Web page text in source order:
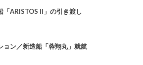
「ARISTOS II」の引き渡し
ョン／新造船「蓉翔丸」就航